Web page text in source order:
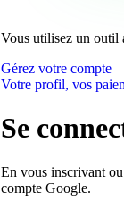
Vous utilisez un outil
Gérez votre compte
Votre profil, vos
Se
En vous inscrivant
compte Google.